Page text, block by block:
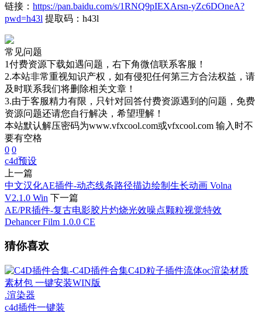
链接： https://pan.baidu.com/s/1RNQ9pIEXArsn-yZc6DOneA?
pwd=h43l 提取码：h43l
常见问题
1付费资源下载如遇问题，右下角微信联系客服！
2.本站非常重视知识产权，如有侵犯任何第三方合法权益，请
及时联系我们将删除相关文章！
3.由于客服精力有限，只针对回答付费资源遇到的问题，免费
资源问题还请您自行解决，希望理解！
本站默认解压密码为www.vfxcool.com或vfxcool.com 输入时不
要有空格
0 0
c4d预设
上一篇
中文汉化AE插件-动态线条路径描边绘制生长动画 Volna
V2.1.0 Win 下一篇
AE/PR插件-复古电影胶片灼烧光效噪点颗粒视觉特效
Dehancer Film 1.0.0 CE
猜你喜欢
.渲染器
c4d插件一键装